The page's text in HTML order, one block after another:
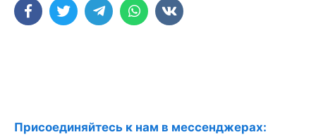
Присоединяйтесь к нам в мессенджерах: